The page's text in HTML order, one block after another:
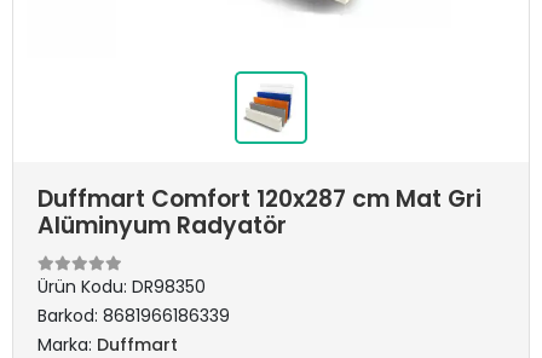
Duffmart Comfort 120x287 cm Mat Gri
Alüminyum Radyatör
Ürün Kodu: DR98350
Barkod: 8681966186339
Marka: Duffmart